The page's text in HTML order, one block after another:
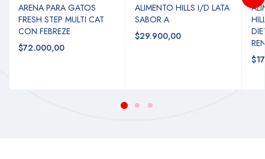
ARENA PARA GATOS
FRESH STEP MULTI CAT
CON FEBREZE
$72.000,00
ALIMENTO HILLS I/D LATA
SABOR A
$29.900,00